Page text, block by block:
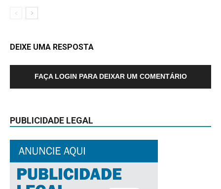
DEIXE UMA RESPOSTA
FAÇA LOGIN PARA DEIXAR UM COMENTÁRIO
PUBLICIDADE LEGAL